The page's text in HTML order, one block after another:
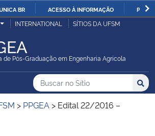
IR
BR ACESSO À INFORMAÇÃO
Pública
INTERNATIONAL SÍTIOS DA UFSM
de Pós-Graduação em Engenharia Agrícola
do Sítio
Busca
Buscar no no Sítio
Busca:
> PPGEA > Edital 22/2016 –